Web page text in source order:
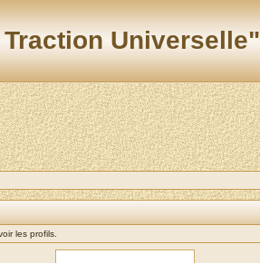
Universelle"
les profils.